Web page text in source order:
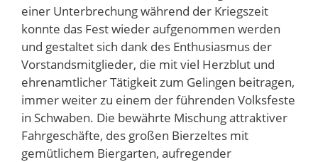
einer Unterbrechung während der Kriegszeit
konnte das Fest wieder aufgenommen werden
und gestaltet sich dank des Enthusiasmus der
Vorstandsmitglieder, die mit viel Herzblut und
ehrenamtlicher Tätigkeit zum Gelingen beitragen,
immer weiter zu einem der führenden Volksfeste
in Schwaben. Die bewährte Mischung attraktiver
Fahrgeschäfte, des großen Bierzeltes mit
gemütlichem Biergarten, aufregender